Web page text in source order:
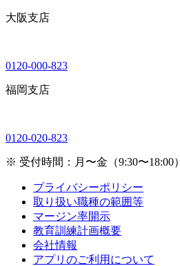
大阪支店
0120-000-823
福岡支店
0120-020-823
※ 受付時間：月〜金（9:30〜18:00）
プライバシーポリシー
取り扱い職種の範囲等
マージン率開示
教育訓練計画概要
会社情報
アプリのご利用について